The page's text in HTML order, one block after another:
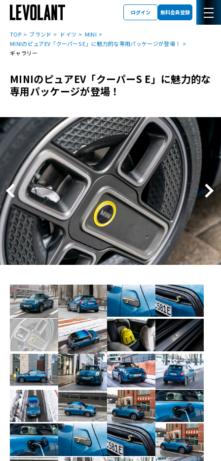
ログイン 無料会員登録
TOP ブランド ドイツ
MINI
MINIのピュアEV「クーパーS E」に魅力的な専用パッケージが登場！
ギャラリー
MINIのピュアEV「クーパーS E」に魅力的な
専用パッケージが登場！